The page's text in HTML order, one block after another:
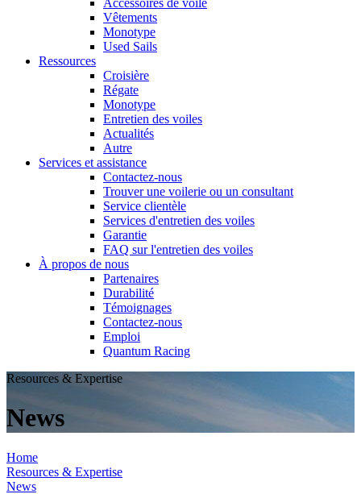
Accessoires de voile
Vêtements
Monotype
Used Sails
Ressources
Croisière
Régate
Monotype
Entretien des voiles
Actualités
Autre
Services et assistance
Contactez-nous
Trouver une voilerie ou un consultant
Service clientèle
Services d'entretien des voiles
Garantie
FAQ sur l'entretien des voiles
À propos de nous
Partenaires
Durabilité
Témoignages
Contactez-nous
Emploi
Quantum Racing
Resources & Expertise
News
Home
Resources & Expertise
News